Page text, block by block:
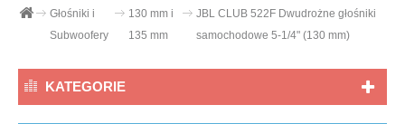
Głośniki i
Subwoofery
130 mm i
135 mm
JBL CLUB 522F Dwudrożne głośniki
samochodowe 5-1/4" (130 mm)
KATEGORIE